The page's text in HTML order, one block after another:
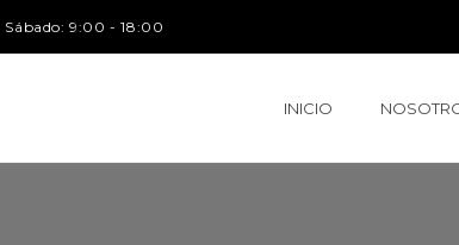
Sábado: 9:00 - 18:00
INICIO